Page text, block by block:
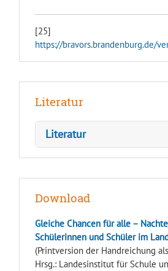
[25]
https://bravors.brandenburg.de/
Literatur
Literatur
Download
Gleiche Chancen für alle –
Schülerinnen und Schüler im
(Printversion der Handreichung
Hrsg.: Landesinstitut für Schule